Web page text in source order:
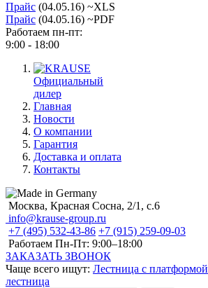
Прайс (04.05.16) ~XLS
Прайс (04.05.16) ~PDF
Работаем пн-пт:
9:00 - 18:00
Официальный
дилер
Главная
Новости
О компании
Гарантия
Доставка и оплата
Контакты
Москва, Красная Сосна, 2/1, с.6
info@krause-group.ru
+7 (495) 532-43-86 +7 (915) 259-09-03
Работаем Пн-Пт: 9:00–18:00
ЗАКАЗАТЬ ЗВОНОК
Чаще всего ищут: Лестница с платформой
лестница